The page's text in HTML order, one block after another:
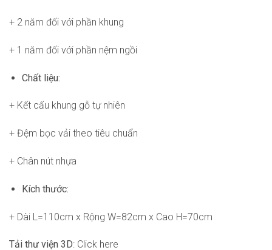
+ 2 năm đối với phần khung
+ 1 năm đối với phần nệm ngồi
Chất liệu:
+ Kết cấu khung gỗ tự nhiên
+ Đệm bọc vải theo tiêu chuẩn
+ Chân nút nhựa
Kích thước:
+ Dài L=110cm x Rộng W=82cm x Cao H=70cm
Tải thư viện 3D: Click here